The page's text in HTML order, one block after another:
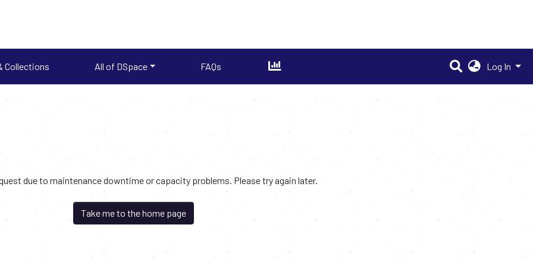
Collections All of DSpace FAQs Log In
due to maintenance downtime or capacity problems. Please try again later.
Take me to the home page